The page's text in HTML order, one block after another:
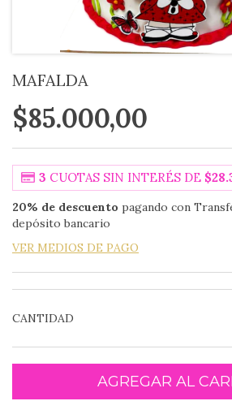
MAFALDA
$85.000,00
3 CUOTAS SIN INTERÉS DE
20% de descuento pagando con
depósito bancario
VER MEDIOS DE PAGO
CANTIDAD